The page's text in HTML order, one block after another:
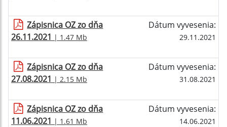
Zápisnica OZ zo dňa
26.11.2021 | 1.47 Mb
Dátum vyvesenia:
29.11.2021
Zápisnica OZ zo dňa
27.08.2021 | 2.15 Mb
Dátum vyvesenia:
31.08.2021
Zápisnica OZ zo dňa
11.06.2021 | 1.61 Mb
Dátum vyvesenia:
14.06.2021